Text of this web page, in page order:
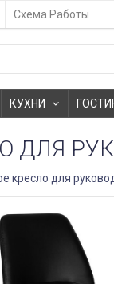
Схема Работы
КУХНИ
ДЛЯ
кресло для